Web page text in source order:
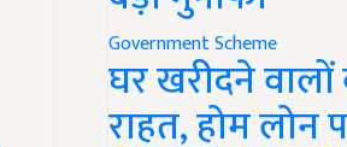
Government Scheme
घर खरीदने वालों
राहत, होम लोन